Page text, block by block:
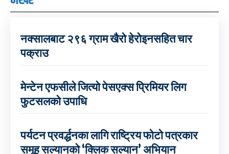
नक्सालबाट २९६ ग्राम खैरो हेरोइनसहित चार
पक्राउ
मेन्टेन एफसीले जित्यो पेसएक्स प्रिमियर लिग
फुटसलको उपाधि
पर्यटन प्रवर्द्धनका लागि राष्ट्रिय फोटो पत्रकार
समूह सल्यानको ‘क्लिक सल्यान’ अभियान